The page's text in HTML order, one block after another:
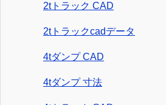
2tトラック CAD
2tトラックcadデータ
4tダンプ CAD
4tダンプ 寸法